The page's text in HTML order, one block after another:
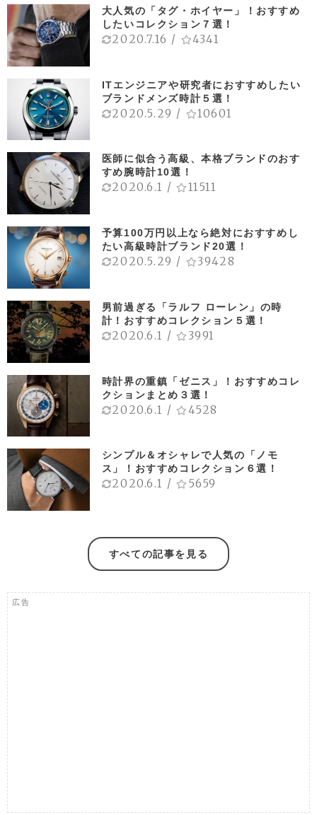
大人気の「タグ・ホイヤー」！おすすめ
したいコレクション７選！
2020.7.16 / 4341
ITエンジニアや研究者におすすめしたい
ブランドメンズ時計５選！
2020.5.29 / 10601
医師に似合う高級、本格ブランドのおす
すめ腕時計10選！
2020.6.1 / 11511
予算100万円以上なら絶対におすすめし
たい高級時計ブランド20選！
2020.5.29 / 39428
男前過ぎる「ラルフ ローレン」の時
計！おすすめコレクション５選！
2020.6.1 / 3991
時計界の重鎮「ゼニス」！おすすめコレ
クションまとめ３選！
2020.6.1 / 4528
シンプル＆オシャレで人気の「ノモ
ス」！おすすめコレクション６選！
2020.6.1 / 5659
すべての記事を見る
広告